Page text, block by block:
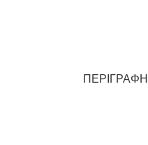
ΠΕΡΙΓΡΑΦΉ